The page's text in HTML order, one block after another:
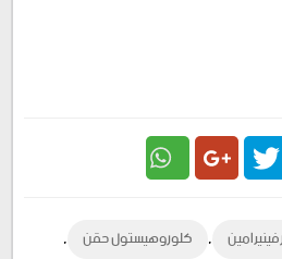
Plus
, كلوروهيستول حقن ,